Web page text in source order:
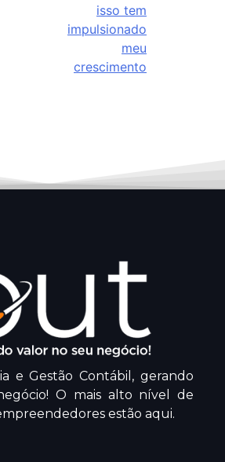
isso tem
impulsionado
meu
crescimento
e Gestão Contábil, gerando
O mais alto nível de
estão aqui.